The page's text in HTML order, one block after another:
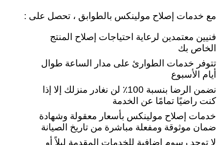
مع خدمات إصلاح مولينكس بالطوابق ، تحصل على :
فنيين معتمدين لرعاية احتياجات إصلاح المنتج
الخاص بك
تتوفر خدمات الطوارئ على مدار الساعة طوال
أيام الأسبوع
نضمن الرضا بنسبة 100٪ لن نغادر منزلك إلا إذا
كنت راضيًا تمامًا عن الخدمة
خدمات إصلاح مولينكس بأسعار معقولة وشهادة
ضمان موثوقة ومفعلة مباشرة من تاريخ الصيانة
لا توجد رسوم إضافية للخدمات المقدمة ليلاً أو